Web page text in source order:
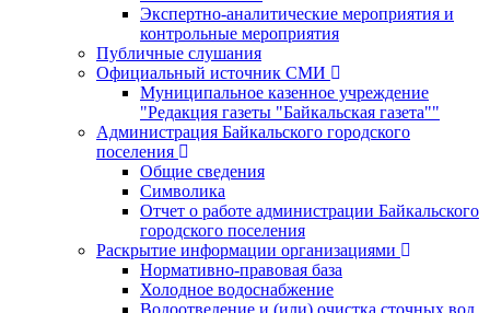
Экспертно-аналитические мероприятия и
контрольные мероприятия
Публичные слушания
Официальный источник СМИ
Муниципальное казенное учреждение
"Редакция газеты "Байкальская газета""
Администрация Байкальского городского
поселения
Общие сведения
Символика
Отчет о работе администрации Байкальского
городского поселения
Раскрытие информации организациями
Нормативно-правовая база
Холодное водоснабжение
Водоотведение и (или) очистка сточных вод